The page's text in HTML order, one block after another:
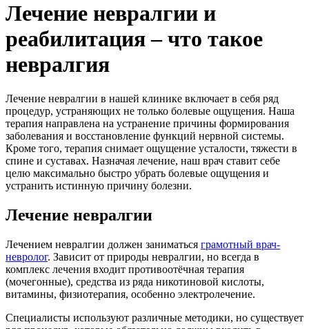
Лечение невралгии и
реабилитация – что такое
невралгия
Лечение невралгии в нашей клинике включает в себя ряд
процедур, устраняющих не только болевые ощущения. Наша
терапия направлена на устранение причины формирования
заболевания и восстановление функций нервной системы.
Кроме того, терапия снимает ощущение усталости, тяжести в
спине и суставах. Назначая лечение, наш врач ставит себе
целю максимально быстро убрать болевые ощущения и
устранить истинную причину болезни.
Лечение невралгии
Лечением невралгии должен заниматься грамотный врач-
невролог. Зависит от природы невралгии, но всегда в
комплекс лечения входит противоотёчная терапия
(мочегонные), средства из ряда никотиновой кислоты,
витамины, физиотерапия, особенно электролечение.
Специалисты используют различные методики, но существует